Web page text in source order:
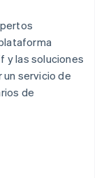
y las soluciones
servicio de
de